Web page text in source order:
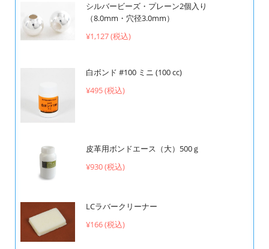
シルバービーズ・プレーン2個入り
（8.0mm・穴径3.0mm）
¥1,127 (税込)
白ボンド #100 ミニ (100 cc)
¥495 (税込)
皮革用ボンドエース（大）500ｇ
¥930 (税込)
LCラバークリーナー
¥166 (税込)